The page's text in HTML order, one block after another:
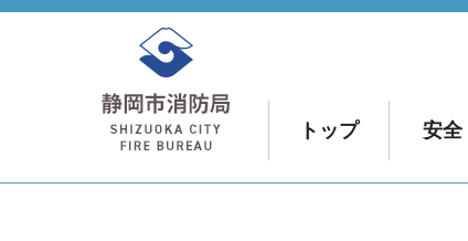
静岡市消防局
トップ 安全